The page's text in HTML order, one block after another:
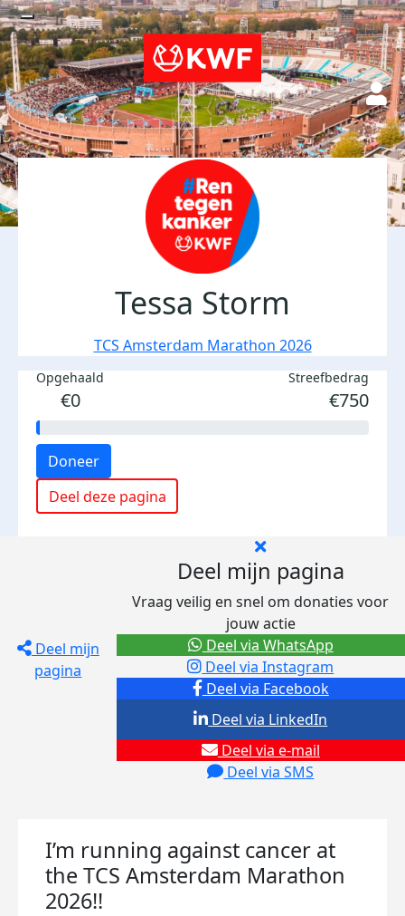
Tessa Storm
TCS Amsterdam Marathon 2026
Opgehaald
€0
Streefbedrag
€750
Doneer
Deel deze pagina
Deel mijn
pagina
Deel mijn pagina
Vraag veilig en snel om donaties voor
jouw actie
Deel via Facebook
Deel via Instagram
Deel via e-mail
Deel via SMS
Deel via LinkedIn
Deel via WhatsApp
I’m running against cancer at
the TCS Amsterdam Marathon
2026!!